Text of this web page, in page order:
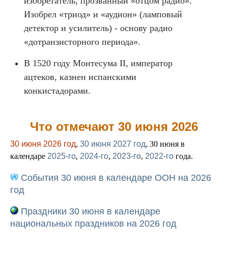
Изобрел «триод» и «аудион» (ламповый
детектор и усилитель) - основу радио
«дотранзисторного периода».
В 1520 году Монтесума II, император
ацтеков, казнен испанскими
конкистадорами.
Что отмечают 30 июня 2026
30 июня 2026 год, 30 июня 2027 год, 30 июня в
календаре 2025-го, 2024-го, 2023-го, 2022-го года.
События 30 июня в календаре ООН на 2026
год
Праздники 30 июня в календаре
национальных праздников на 2026 год